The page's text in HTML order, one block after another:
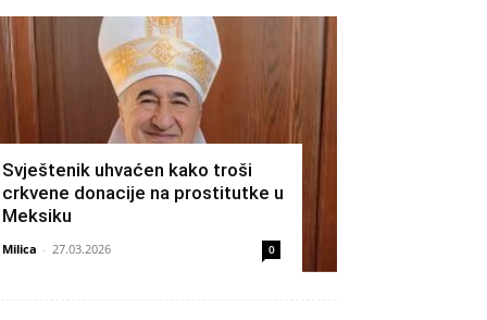
Svještenik uhvaćen kako troši
crkvene donacije na prostitutke u
Meksiku
Milica - 27.03.2026 0